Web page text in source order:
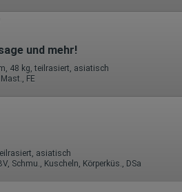
und mehr!
48 kg, teilrasiert, asiatisch
FE
asiatisch
Schmu., Kuscheln, Körperküs., DSa